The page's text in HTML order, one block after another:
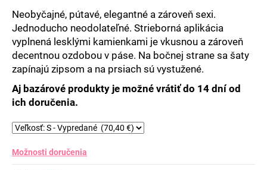
Neobyčajné, pútavé, elegantné a zároveň sexi.
Jednoducho neodolateľné. Strieborná aplikácia
vyplnená lesklými kamienkami je vkusnou a zároveň
decentnou ozdobou v páse. Na bočnej strane sa šaty
zapínajú zipsom a na prsiach sú vystužené.
Aj bazárové produkty je možné vrátiť do 14 dní od
ich doručenia.
Možnosti doručenia